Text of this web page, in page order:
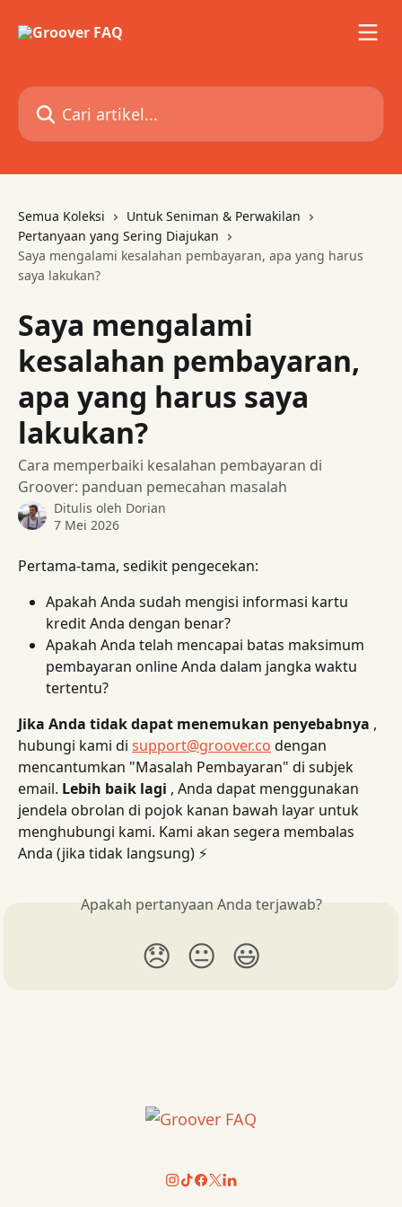
Cari artikel...
Semua Koleksi
Untuk Seniman & Perwakilan
Pertanyaan yang Sering Diajukan
Saya mengalami kesalahan pembayaran, apa yang harus
saya lakukan?
Saya mengalami
kesalahan pembayaran,
apa yang harus saya
lakukan?
Cara memperbaiki kesalahan pembayaran di
Groover: panduan pemecahan masalah
Ditulis oleh Dorian
7 Mei 2026
Pertama-tama, sedikit pengecekan:
Apakah Anda sudah mengisi informasi kartu
kredit Anda dengan benar?
Apakah Anda telah mencapai batas maksimum
pembayaran online Anda dalam jangka waktu
tertentu?
Jika Anda tidak dapat menemukan penyebabnya ,
hubungi kami di support@groover.co dengan
mencantumkan "Masalah Pembayaran" di subjek
email. Lebih baik lagi , Anda dapat menggunakan
jendela obrolan di pojok kanan bawah layar untuk
menghubungi kami. Kami akan segera membalas
Anda (jika tidak langsung) ⚡️
Apakah pertanyaan Anda terjawab?
😞 😐 😃